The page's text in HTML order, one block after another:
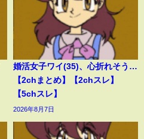
婚活女子ワイ(35)、心折れそう…
【2chまとめ】【2chスレ】
【5chスレ】
2026年8月7日